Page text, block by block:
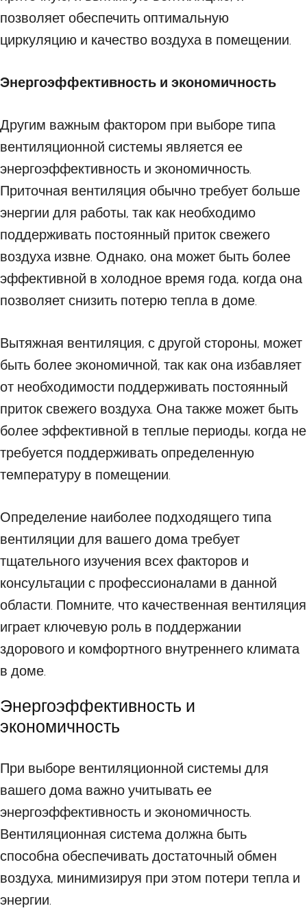
позволяет обеспечить оптимальную
циркуляцию и качество воздуха в помещении.
Энергоэффективность и экономичность
Другим важным фактором при выборе типа
вентиляционной системы является ее
энергоэффективность и экономичность.
Приточная вентиляция обычно требует больше
энергии для работы, так как необходимо
поддерживать постоянный приток свежего
воздуха извне. Однако, она может быть более
эффективной в холодное время года, когда она
позволяет снизить потерю тепла в доме.
Вытяжная вентиляция, с другой стороны, может
быть более экономичной, так как она избавляет
от необходимости поддерживать постоянный
приток свежего воздуха. Она также может быть
более эффективной в теплые периоды, когда не
требуется поддерживать определенную
температуру в помещении.
Определение наиболее подходящего типа
вентиляции для вашего дома требует
тщательного изучения всех факторов и
консультации с профессионалами в данной
области. Помните, что качественная вентиляция
играет ключевую роль в поддержании
здорового и комфортного внутреннего климата
в доме.
Энергоэффективность и
экономичность
При выборе вентиляционной системы для
вашего дома важно учитывать ее
энергоэффективность и экономичность.
Вентиляционная система должна быть
способна обеспечивать достаточный обмен
воздуха, минимизируя при этом потери тепла и
энергии.